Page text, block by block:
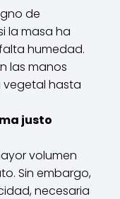
de
la masa ha
humedad.
las manos
vegetal hasta
justo
volumen
Sin embargo,
necesaria